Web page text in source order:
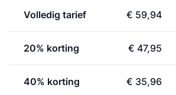
Volledig tarief € 59,94
20% korting € 47,95
40% korting € 35,96